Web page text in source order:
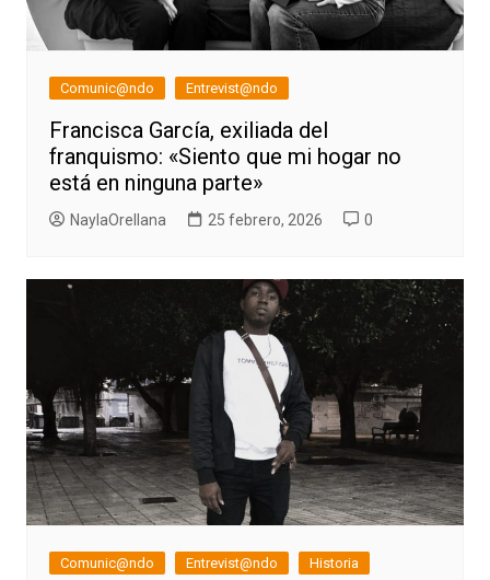
Comunic@ndo Entrevist@ndo
Francisca García, exiliada del
franquismo: «Siento que mi hogar no
está en ninguna parte»
NaylaOrellana 25 febrero, 2026 0
Comunic@ndo Entrevist@ndo
Historia